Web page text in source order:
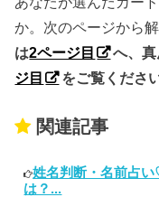
か。次のページから
は2ページ目 へ、
ジ目
をご覧ください
関連記事
姓名判断・名前占
は？...